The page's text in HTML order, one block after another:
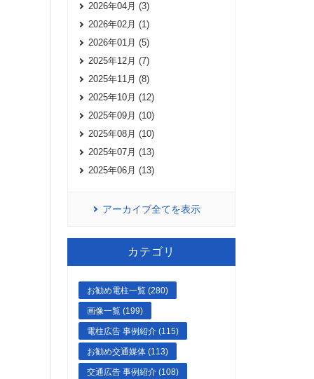
2026年04月 (3)
2026年02月 (1)
2026年01月 (5)
2025年12月 (7)
2025年11月 (8)
2025年10月 (12)
2025年09月 (10)
2025年08月 (10)
2025年07月 (13)
2025年06月 (13)
アーカイブ全てを表示
カテゴリ
お勧め電柱一覧 (280)
画像一覧 (199)
電柱広告 事例紹介 (115)
お勧め交通媒体 (113)
交通広告 事例紹介 (108)